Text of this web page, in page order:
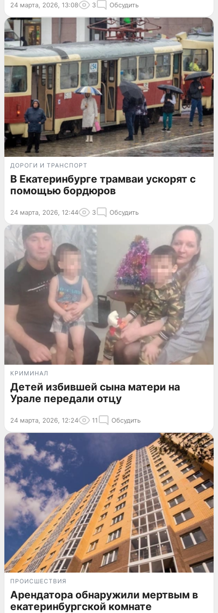
24 марта, 2026, 13:08 3 Обсудить
ДОРОГИ И ТРАНСПОРТ
В Екатеринбурге трамваи ускорят с
помощью бордюров
24 марта, 2026, 12:44 3 Обсудить
КРИМИНАЛ
Детей избившей сына матери на
Урале передали отцу
24 марта, 2026, 12:24 11 Обсудить
ПРОИСШЕСТВИЯ
Арендатора обнаружили мертвым в
екатеринбургской комнате